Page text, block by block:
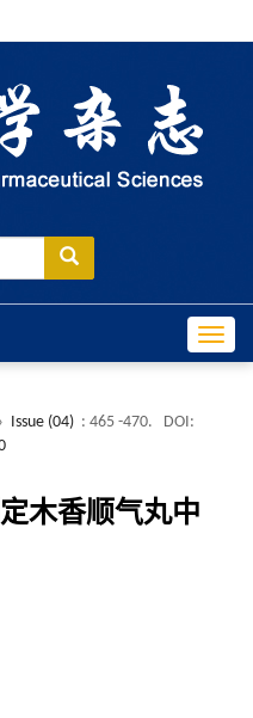
Issue (04) : 465 -470.
DOI:
木香顺气丸中